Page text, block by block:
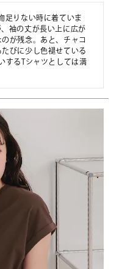
足りない時に着ていま
袖の丈が長い上に広が
が残念。あと、チャコ
びに少し色褪せている
するTシャツとしては満